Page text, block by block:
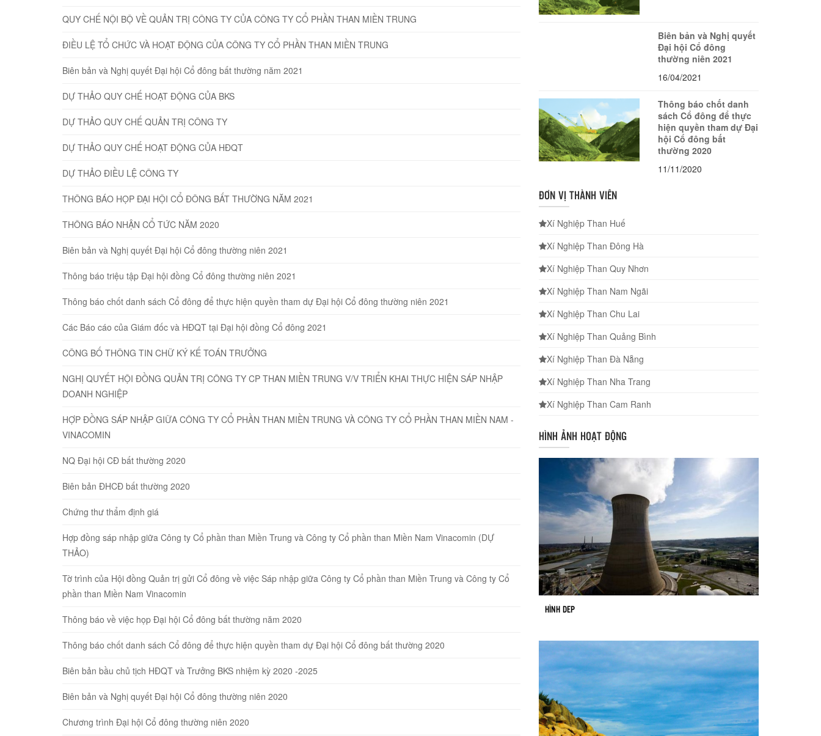
QUY CHẾ NỘI BỘ VỀ QUẢN TRỊ CÔNG TY CỦA CÔNG TY CỔ PHẦN THAN MIỀN TRUNG
ĐIỀU LỆ TỔ CHỨC VÀ HOẠT ĐỘNG CỦA CÔNG TY CỔ PHẦN THAN MIỀN TRUNG
Biên bản và Nghị quyết Đại hội Cổ đông bất thường năm 2021
DỰ THẢO QUY CHẾ HOẠT ĐỘNG CỦA BKS
DỰ THẢO QUY CHẾ QUẢN TRỊ CÔNG TY
DỰ THẢO QUY CHẾ HOẠT ĐỘNG CỦA HĐQT
DỰ THẢO ĐIỀU LỆ CÔNG TY
THÔNG BÁO HỌP ĐẠI HỘI CỔ ĐÔNG BẤT THƯỜNG NĂM 2021
THÔNG BÁO NHẬN CỔ TỨC NĂM 2020
Biên bản và Nghị quyết Đại hội Cổ đông thường niên 2021
Thông báo triệu tập Đại hội đồng Cổ đông thường niên 2021
Thông báo chốt danh sách Cổ đông để thực hiện quyền tham dự Đại hội Cổ đông thường niên 2021
Các Báo cáo của Giám đốc và HĐQT tại Đại hội đồng Cổ đông 2021
CÔNG BỐ THÔNG TIN CHỮ KÝ KẾ TOÁN TRƯỞNG
NGHỊ QUYẾT HỘI ĐỒNG QUẢN TRỊ CÔNG TY CP THAN MIỀN TRUNG V/V TRIỂN KHAI THỰC HIỆN SÁP NHẬP
DOANH NGHIỆP
HỢP ĐỒNG SÁP NHẬP GIỮA CÔNG TY CỔ PHẦN THAN MIỀN TRUNG VÀ CÔNG TY CỔ PHẦN THAN MIỀN NAM -
VINACOMIN
NQ Đại hội CĐ bất thường 2020
Biên bản ĐHCĐ bất thường 2020
Chứng thư thẩm định giá
Hợp đồng sáp nhập giữa Công ty Cổ phần than Miền Trung và Công ty Cổ phần than Miền Nam Vinacomin (DỰ
THẢO)
Tờ trình của Hội đồng Quản trị gửi Cổ đông về việc Sáp nhập giữa Công ty Cổ phần than Miền Trung và Công ty Cổ
phần than Miền Nam Vinacomin
Thông báo về việc họp Đại hội Cổ đông bất thường năm 2020
Thông báo chốt danh sách Cổ đông để thực hiện quyền tham dự Đại hội Cổ đông bất thường 2020
Biên bản bầu chủ tịch HĐQT và Trưởng BKS nhiệm kỳ 2020 -2025
Biên bản và Nghị quyết Đại hội Cổ đông thường niên 2020
Chương trình Đại hội Cổ đông thường niên 2020
Biên bản và Nghị quyết
Đại hội Cổ đông
thường niên 2021
16/04/2021
Thông báo chốt danh
sách Cổ đông để thực
hiện quyền tham dự Đại
hội Cổ đông bất
thường 2020
11/11/2020
ĐƠN VỊ THÀNH VIÊN
Xí Nghiệp Than Huế
Xí Nghiệp Than Đông Hà
Xí Nghiệp Than Quy Nhơn
Xí Nghiệp Than Nam Ngãi
Xí Nghiệp Than Chu Lai
Xí Nghiệp Than Quảng Bình
Xí Nghiệp Than Đà Nẵng
Xí Nghiệp Than Nha Trang
Xí Nghiệp Than Cam Ranh
HÌNH ẢNH HOẠT ĐỘNG
HÌNH DEP